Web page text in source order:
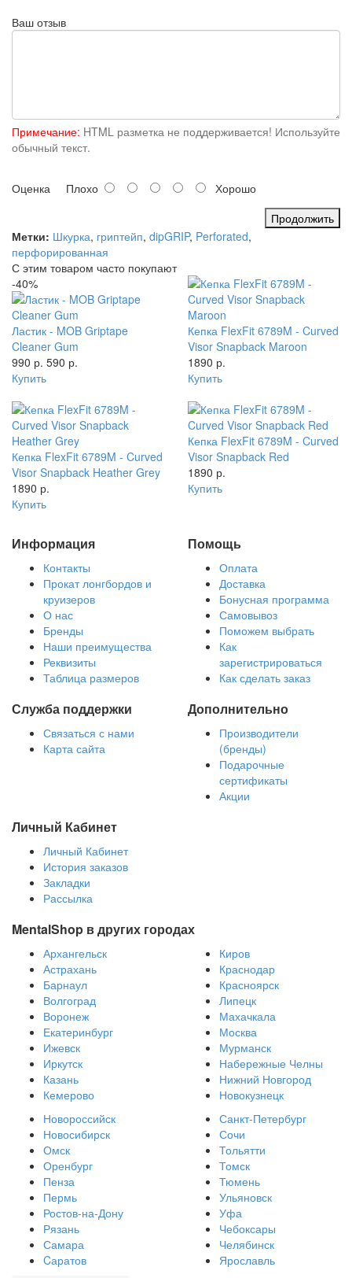
Ваш отзыв
Примечание: HTML разметка не поддерживается! Используйте
обычный текст.
Оценка Плохо
Хорошо
Продолжить
Метки: Шкурка, гриптейп, dipGRIP, Perforated,
перфорированная
С этим товаром часто покупают
-40%
Ластик - MOB Griptape
Cleaner Gum
990 р. 590 р.
Купить
Кепка FlexFit 6789M - Curved
Visor Snapback Maroon
1890 р.
Купить
Кепка FlexFit 6789M - Curved
Visor Snapback Heather Grey
1890 р.
Купить
Кепка FlexFit 6789M - Curved
Visor Snapback Red
1890 р.
Купить
Информация
Контакты
Прокат лонгбордов и
круизеров
О нас
Бренды
Наши преимущества
Реквизиты
Таблица размеров
Помощь
Оплата
Доставка
Бонусная программа
Самовывоз
Поможем выбрать
Как
зарегистрироваться
Как сделать заказ
Служба поддержки
Связаться с нами
Карта сайта
Дополнительно
Производители
(бренды)
Подарочные
сертификаты
Акции
Личный Кабинет
Личный Кабинет
История заказов
Закладки
Рассылка
MentalShop в других городах
Архангельск
Астрахань
Барнаул
Волгоград
Воронеж
Екатеринбург
Ижевск
Иркутск
Казань
Кемерово
Киров
Краснодар
Красноярск
Липецк
Махачкала
Москва
Мурманск
Набережные Челны
Нижний Новгород
Новокузнецк
Новороссийск
Новосибирск
Омск
Оренбург
Пенза
Пермь
Ростов-на-Дону
Рязань
Самара
Cаратов
Санкт-Петербург
Сочи
Тольятти
Томск
Тюмень
Ульяновск
Уфа
Чебоксары
Челябинск
Ярославль